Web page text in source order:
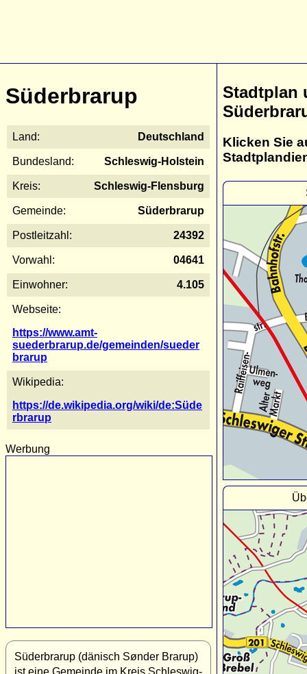
Süderbrarup
Land: Deutschland
Bundesland: Schleswig-Holstein
Kreis: Schleswig-Flensburg
Gemeinde: Süderbrarup
Postleitzahl: 24392
Vorwahl: 04641
Einwohner: 4.105
Webseite:
https://www.amt-
suederbrarup.de/gemeinden/sueder
brarup
Wikipedia:
https://de.wikipedia.org/wiki/de:Süde
rbrarup
Werbung
Süderbrarup (dänisch Sønder Brarup)
ist eine Gemeinde im Kreis Schleswig-
Stadtplan
Klicken Sie